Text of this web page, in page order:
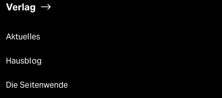
Verlag
Aktuelles
Hausblog
Die Seitenwende